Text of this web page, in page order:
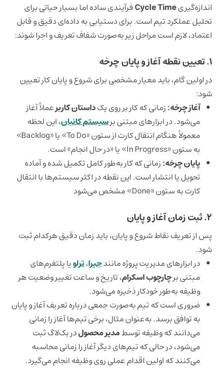
اندازه‌گیریCycle Timeفرآیندی ساده اما بسیار حیاتی برای
تحلیل عملکرد تیم است. برای دستیابی به داده‌ای دقیق و قابل
اعتماد، لازم است مراحل زیر به‌صورت شفاف تعریف و اجرا شوند:
۱. تعیین نقطه آغاز و پایان چرخه
در اولین گام، باید معیار مشخصی برای شروع و پایان کار تعیین
شود:
آغاز چرخه:زمانی که کار بر روی یکداستان کاربرعملاً آغاز
می‌شود. در ابزارهای مبتنی برسیستم کانبان، این لحظه
معمولاً هنگام انتقال کارت از ستون «To Do» یا «Backlog»
به ستون «In Progress» یا «در حال انجام» است.
پایان چرخه:زمانی که کار به‌طور کامل تکمیل شده و آماده
تحویل یا انتشار است. این نقطه در اکثر سیستم‌ها با انتقال
کارت به ستون «Done» مشخص می‌شود
۲. ثبت زمان آغاز و پایان
پس از تعریف نقاط شروع و پایان، باید زمان دقیق هرکدام ثبت
شود.
در ابزارهای مدیریت پروژه مانندجیرا،ترلویا پلتفرم‌های
مبتنی برچارچوب اسکرام، تاریخ و ساعت تغییر وضعیت هر
وظیفه به‌طور خودکار ذخیره می‌شود.
ضروری است که تیم به‌صورت جمعی درباره تعریف آغاز و پایان
به توافق برسد. به‌عنوان مثال، برخی تیم‌ها آغاز را زمانی
می‌دانند که وظیفه توسطمدیر محصولدر بک‌لاگ ثبت
می‌شود، در حالی که تیم‌های دیگر آغاز را زمانی محاسبه
می‌کنند که اولین اقدام عملی روی وظیفه انجام می‌گیرد.